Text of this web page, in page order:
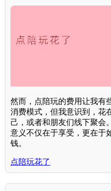
然而，点陪玩的费用让我有
消费模式，但我意识到，花
己，或者和朋友们线下聚会
意义不仅在于享受，更在于
钱。
点陪玩花了